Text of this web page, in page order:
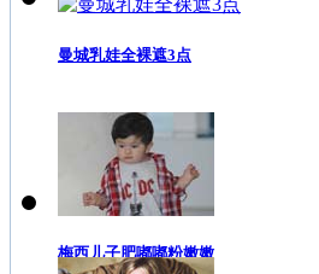
曼城乳娃全裸遮3点
梅西儿子肥嘟嘟粉嫩嫩